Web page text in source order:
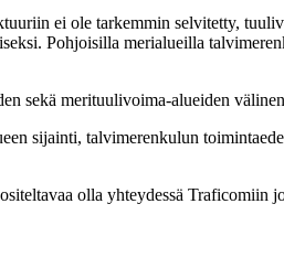
ei ole tarkemmin selvitetty,
Pohjoisilla merialueilla
sekä merituulivoima-alueiden
sijainti, talvimerenkulun
olla yhteydessä Traficomiin